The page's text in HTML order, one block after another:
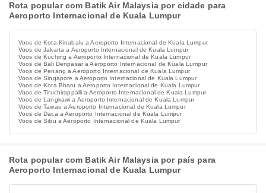
Rota popular com Batik Air Malaysia por cidade para
Aeroporto Internacional de Kuala Lumpur
Voos de Kota Kinabalu a Aeroporto Internacional de Kuala Lumpur
Voos de Jakarta a Aeroporto Internacional de Kuala Lumpur
Voos de Kuching a Aeroporto Internacional de Kuala Lumpur
Voos de Bali Denpasar a Aeroporto Internacional de Kuala Lumpur
Voos de Penang a Aeroporto Internacional de Kuala Lumpur
Voos de Singapore a Aeroporto Internacional de Kuala Lumpur
Voos de Kota Bharu a Aeroporto Internacional de Kuala Lumpur
Voos de Tiruchirappalli a Aeroporto Internacional de Kuala Lumpur
Voos de Langkawi a Aeroporto Internacional de Kuala Lumpur
Voos de Tawau a Aeroporto Internacional de Kuala Lumpur
Voos de Daca a Aeroporto Internacional de Kuala Lumpur
Voos de Sibu a Aeroporto Internacional de Kuala Lumpur
Rota popular com Batik Air Malaysia por país para
Aeroporto Internacional de Kuala Lumpur